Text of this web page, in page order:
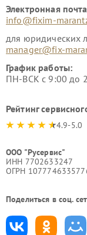
Электронная
info@fixim-
для юридических
manager@fix-
График работы:
ПН-ВСК с 9:00 до
Рейтинг
4.9-5.0
ООО "Русервис"
ИНН 7702633247
ОГРН
Поделиться в соц.